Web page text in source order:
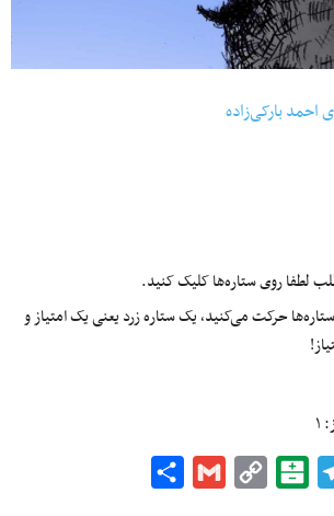
احمد بارکی‌زاده
لطفا روی ستاره‌ها کلیک کنید.
حرکت می‌کنید، یک ستاره زرد یعنی یک امتیاز و
۱
Telegram
Balatarin
Copy
Gmail